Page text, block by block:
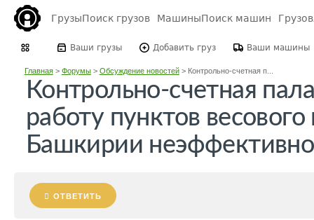
ГрузыПоиск грузов МашиныПоиск машин
Ваши грузы Добавить груз Ваши машины
Главная> Форумы> Обсуждение новостей> Контрольно-счетная п...
Контрольно-счетная
работу пунктов
Башкирии
ОТВЕТИТЬ